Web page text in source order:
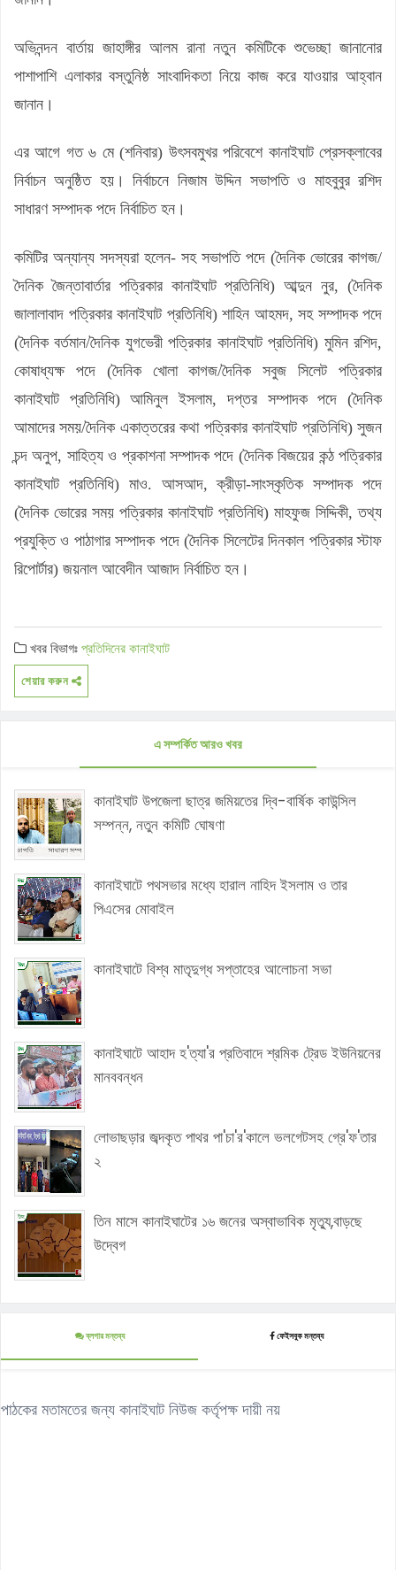
অভিনন্দন বার্তায় জাহাঙ্গীর আলম রানা নতুন কমিটিকে শুভেচ্ছা জানানোর
পাশাপাশি এলাকার বস্তুনিষ্ঠ সাংবাদিকতা নিয়ে কাজ করে যাওয়ার আহ্বান
জানান।
এর আগে গত ৬ মে (শনিবার) উৎসবমুখর পরিবেশে কানাইঘাট প্রেসক্লাবের
নির্বাচন অনুষ্ঠিত হয়। নির্বাচনে নিজাম উদ্দিন সভাপতি ও মাহবুবুর রশিদ
সাধারণ সম্পাদক পদে নির্বাচিত হন।
কমিটির অন্যান্য সদস্যরা হলেন- সহ সভাপতি পদে (দৈনিক ভোরের কাগজ/
দৈনিক জৈন্তাবার্তার পত্রিকার কানাইঘাট প্রতিনিধি) আব্দুন নুর, (দৈনিক
জালালাবাদ পত্রিকার কানাইঘাট প্রতিনিধি) শাহিন আহমদ, সহ সম্পাদক পদে
(দৈনিক বর্তমান/দৈনিক যুগভেরী পত্রিকার কানাইঘাট প্রতিনিধি) মুমিন রশিদ,
কোষাধ্যক্ষ পদে (দৈনিক খোলা কাগজ/দৈনিক সবুজ সিলেট পত্রিকার
কানাইঘাট প্রতিনিধি) আমিনুল ইসলাম, দপ্তর সম্পাদক পদে (দৈনিক
আমাদের সময়/দৈনিক একাত্তরের কথা পত্রিকার কানাইঘাট প্রতিনিধি) সুজন
চন্দ অনুপ, সাহিত্য ও প্রকাশনা সম্পাদক পদে (দৈনিক বিজয়ের কন্ঠ পত্রিকার
কানাইঘাট প্রতিনিধি) মাও. আসআদ, ক্রীড়া-সাংস্কৃতিক সম্পাদক পদে
(দৈনিক ভোরের সময় পত্রিকার কানাইঘাট প্রতিনিধি) মাহফুজ সিদ্দিকী, তথ্য
প্রযুক্তি ও পাঠাগার সম্পাদক পদে (দৈনিক সিলেটের দিনকাল পত্রিকার স্টাফ
রিপোর্টার) জয়নাল আবেদীন আজাদ নির্বাচিত হন।
খবর বিভাগঃপ্রতিদিনের কানাইঘাট
শেয়ার করুন
এ সম্পর্কিত আরও খবর
কানাইঘাট উপজেলা ছাত্র জমিয়তের দ্বি-বার্ষিক কাউন্সিল
সম্পন্ন, নতুন কমিটি ঘোষণা
কানাইঘাটে পথসভার মধ্যে হারাল নাহিদ ইসলাম ও তার
পিএসের মোবাইল
কানাইঘাটে বিশ্ব মাতৃদুগ্ধ সপ্তাহের আলোচনা সভা
কানাইঘাটে আহাদ হ'ত্যা'র প্রতিবাদে শ্রমিক ট্রেড ইউনিয়নের
মানববন্ধন
লোভাছড়ার জব্দকৃত পাথর পা'চা'র'কালে ভলগেটসহ গ্রে'ফ'তার
২
তিন মাসে কানাইঘাটের ১৬ জনের অস্বাভাবিক মৃত্যু,বাড়ছে
উদ্বেগ
ব্লগার মন্তব্য ফেইসবুক মন্তব্য
পাঠকের মতামতের জন্য কানাইঘাট নিউজ কর্তৃপক্ষ দায়ী নয়